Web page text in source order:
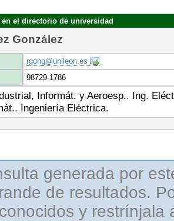
en el directorio de universidad
González
rgong@unileon.es
98729-1786
Informát. y Aeroesp.. Ing.
Ingeniería Eléctrica.
generada por
de resultados.
y restrínjala